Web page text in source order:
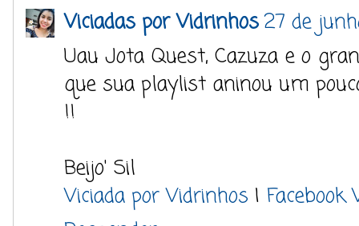
Viciadas por Vidrinhos27 de
Uau Jota Quest, Cazuza e o
que sua playlist aninou um
!!
Beijo' Sil
Viciada por Vidrinhos | Facebook